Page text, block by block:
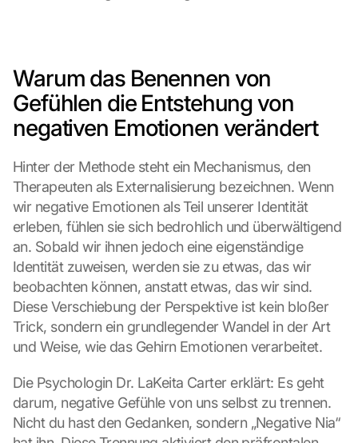
Warum das Benennen von
Gefühlen die Entstehung von
negativen Emotionen verändert
Hinter der Methode steht ein Mechanismus, den
Therapeuten als Externalisierung bezeichnen. Wenn
wir negative Emotionen als Teil unserer Identität
erleben, fühlen sie sich bedrohlich und überwältigend
an. Sobald wir ihnen jedoch eine eigenständige
Identität zuweisen, werden sie zu etwas, das wir
beobachten können, anstatt etwas, das wir sind.
Diese Verschiebung der Perspektive ist kein bloßer
Trick, sondern ein grundlegender Wandel in der Art
und Weise, wie das Gehirn Emotionen verarbeitet.
Die Psychologin Dr. LaKeita Carter erklärt: Es geht
darum, negative Gefühle von uns selbst zu trennen.
Nicht du hast den Gedanken, sondern „Negative Nia“